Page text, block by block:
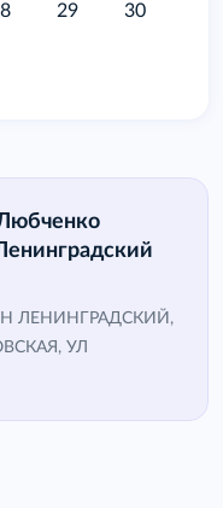
29
30
Н ЛЕНИНГРАДСКИЙ,
УЛ